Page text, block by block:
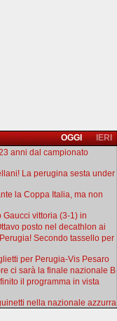
IERI
OGGI
anni dal campionato
La perugina sesta under
la Coppa Italia, ma non
vittoria (3-1) in
posto nel decathlon ai
Secondo tassello per
per Perugia-Vis Pesaro
ci sarà la finale nazionale B
il programma in vista
nella nazionale azzurra